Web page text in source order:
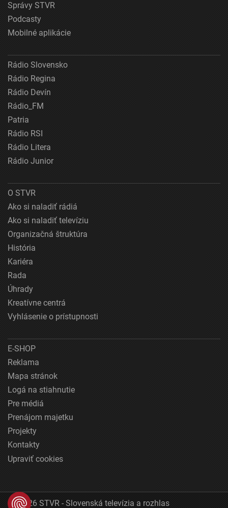
Správy STVR
Podcasty
Mobilné aplikácie
Rádio Slovensko
Rádio Regina
Rádio Devín
Rádio_FM
Patria
Rádio RSI
Rádio Litera
Rádio Junior
O STVR
Ako si naladiť rádiá
Ako si naladiť televíziu
Organizačná štruktúra
História
Kariéra
Rada
Úhrady
Kreatívne centrá
Vyhlásenie o prístupnosti
E-SHOP
Reklama
Mapa stránok
Logá na stiahnutie
Pre médiá
Prenájom majetku
Projekty
Kontakty
Upraviť cookies
© 2026 STVR - Slovenská televízia a rozhlas